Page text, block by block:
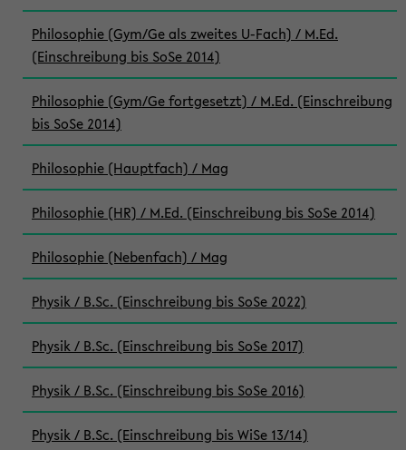
Philosophie (Gym/Ge als zweites U-Fach) / M.Ed.
(Einschreibung bis SoSe 2014)
Philosophie (Gym/Ge fortgesetzt) / M.Ed. (Einschreibung
bis SoSe 2014)
Philosophie (Hauptfach) / Mag
Philosophie (HR) / M.Ed. (Einschreibung bis SoSe 2014)
Philosophie (Nebenfach) / Mag
Physik / B.Sc. (Einschreibung bis SoSe 2022)
Physik / B.Sc. (Einschreibung bis SoSe 2017)
Physik / B.Sc. (Einschreibung bis SoSe 2016)
Physik / B.Sc. (Einschreibung bis WiSe 13/14)